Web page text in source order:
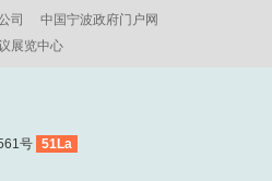
司
中国宁波政府门户网
展览中心
号 51La